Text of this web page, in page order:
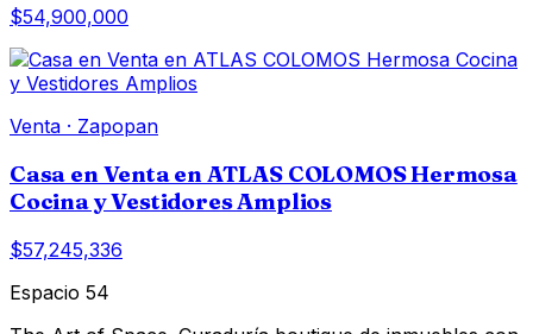
$54,900,000
Venta · Zapopan
Casa en Venta en ATLAS COLOMOS Hermosa
Cocina y Vestidores Amplios
$57,245,336
Espacio 54